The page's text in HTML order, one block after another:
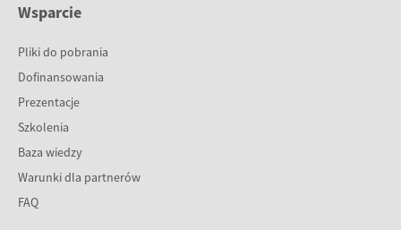
Wsparcie
Pliki do pobrania
Dofinansowania
Prezentacje
Szkolenia
Baza wiedzy
Warunki dla partnerów
FAQ